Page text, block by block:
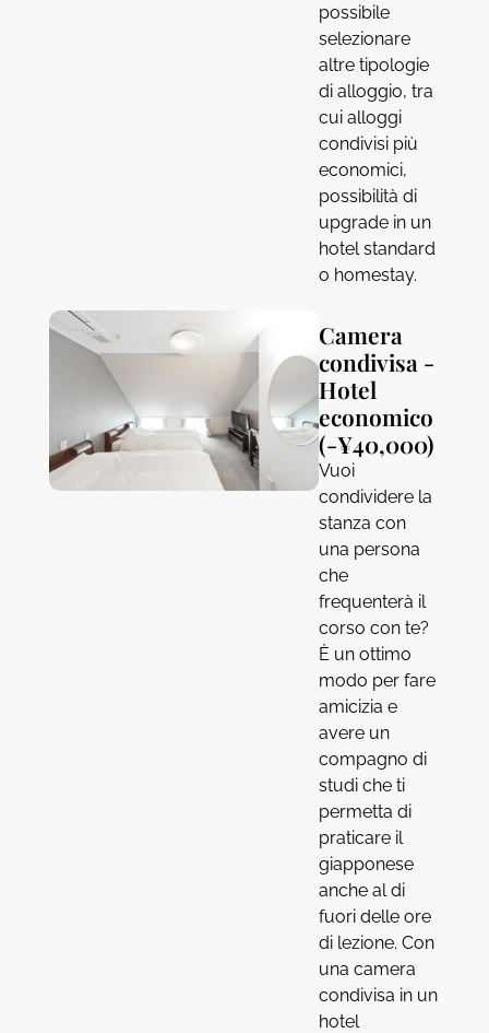
possibile
selezionare
altre tipologie
di alloggio, tra
cui alloggi
condivisi più
economici,
possibilità di
upgrade in un
hotel standard
o homestay.
Camera
condivisa -
Hotel
economico
(-¥40,000)
Vuoi
condividere la
stanza con
una persona
che
frequenterà il
corso con te?
È un ottimo
modo per fare
amicizia e
avere un
compagno di
studi che ti
permetta di
praticare il
giapponese
anche al di
fuori delle ore
di lezione. Con
una camera
condivisa in un
hotel